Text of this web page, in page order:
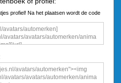
profiel! Na het plaatsen wordt de code